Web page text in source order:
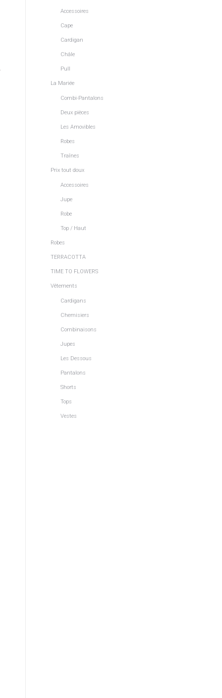
Accessoires
Cape
Cardigan
Châle
Pull
La Mariée
Combi-Pantalons
Deux pièces
Les Amovibles
Robes
Traînes
Prix tout doux
Accessoires
Jupe
Robe
Top / Haut
Robes
TERRACOTTA
TIME TO FLOWERS
Vêtements
Cardigans
Chemisiers
Combinaisons
Jupes
Les Dessous
Pantalons
Shorts
Tops
Vestes